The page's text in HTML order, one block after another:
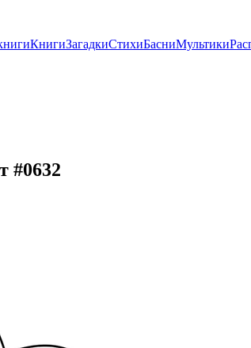
КнигиЗагадкиСтихиБасниМультики
#0632